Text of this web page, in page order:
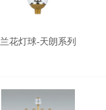
兰花灯球-天朗系列